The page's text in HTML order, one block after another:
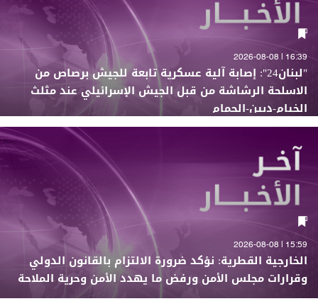
16:39 | 2026-08-08
"لبنان24": إصابة آلية عسكرية تابعة للجيش برصاص من
الاسلحة الرشاشة من قبل الجيش الإسرائيلي عند مثلث
الخيام-دبين-الحمام
15:59 | 2026-08-08
الخارجية القطرية: نؤكد ضرورة الالتزام بالقانون الدولي
وقرارات مجلس الأمن ورفض ما يهدد الأمن وحرية الملاحة